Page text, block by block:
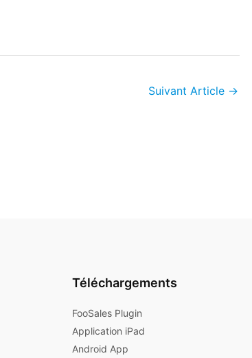
Suivant Article →
Téléchargements
FooSales Plugin
Application iPad
Android App